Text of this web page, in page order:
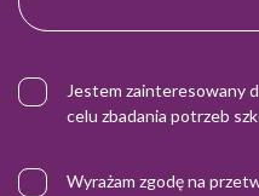
Jestem zainteresowany
celu zbadania potrzeb
Wyrażam zgodę na